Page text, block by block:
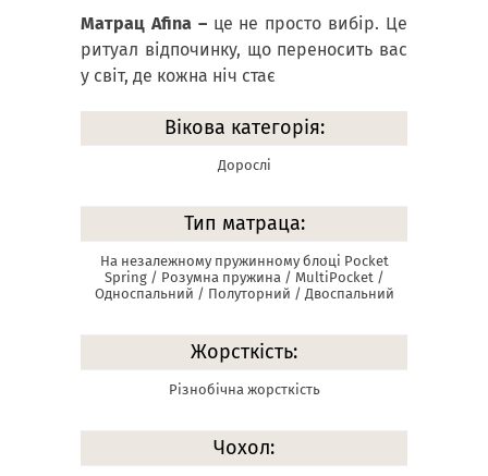
Матрац Afina –це не просто вибір. Це
ритуал відпочинку, що переносить вас
у світ, де кожна ніч стає
Вікова категорія:
Дорослі
Тип матраца:
На незалежному пружинному блоці Pocket
Spring / Розумна пружина / MultiPocket /
Односпальний / Полуторний / Двоспальний
Жорсткість:
Різнобічна жорсткість
Чохол: